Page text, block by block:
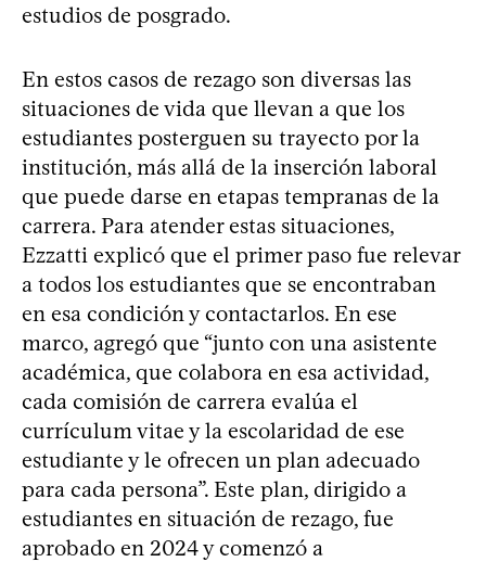
estudios de posgrado.
En estos casos de rezago son diversas las
situaciones de vida que llevan a que los
estudiantes posterguen su trayecto por la
institución, más allá de la inserción laboral
que puede darse en etapas tempranas de la
carrera. Para atender estas situaciones,
Ezzatti explicó que el primer paso fue relevar
a todos los estudiantes que se encontraban
en esa condición y contactarlos. En ese
marco, agregó que “junto con una asistente
académica, que colabora en esa actividad,
cada comisión de carrera evalúa el
currículum vitae y la escolaridad de ese
estudiante y le ofrecen un plan adecuado
para cada persona”. Este plan, dirigido a
estudiantes en situación de rezago, fue
aprobado en 2024 y comenzó a